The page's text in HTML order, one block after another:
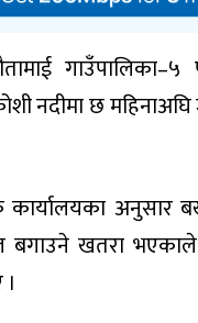
नदीमा छ
अनुसार
बगाउने खतरा